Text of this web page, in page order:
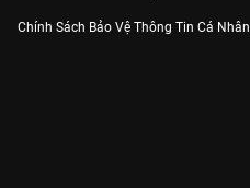
Chính Sách Bảo Vệ Thông Tin Cá Nhân